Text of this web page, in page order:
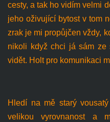
cesty, a tak ho vidím velmi
jeho oživující bytost v tom
zrak je mi propůjčen vždy,
nikoli když chci já sám ze
vidět. Holt pro komunikaci
Hledí na mě starý
velikou vyrovnanost a